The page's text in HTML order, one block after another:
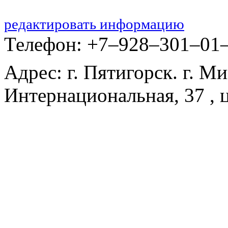
редактировать информацию
Телефон:
Адрес: г. Пятигорск. г.
Интернациональная, 37 ,